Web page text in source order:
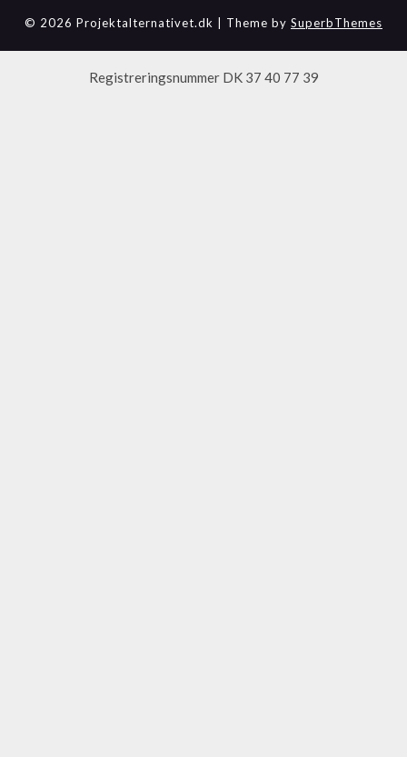
© 2026 Projektalternativet.dk | Theme by SuperbThemes
Registreringsnummer DK 37 40 77 39